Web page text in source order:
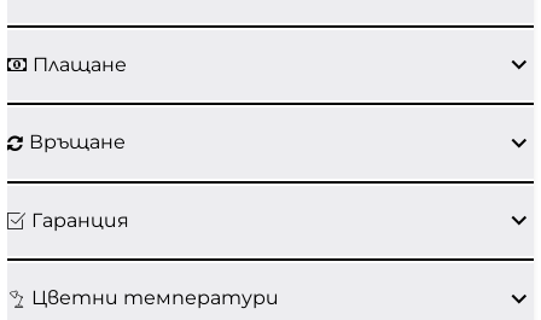
Плащане
Връщане
Гаранция
Цветни температури